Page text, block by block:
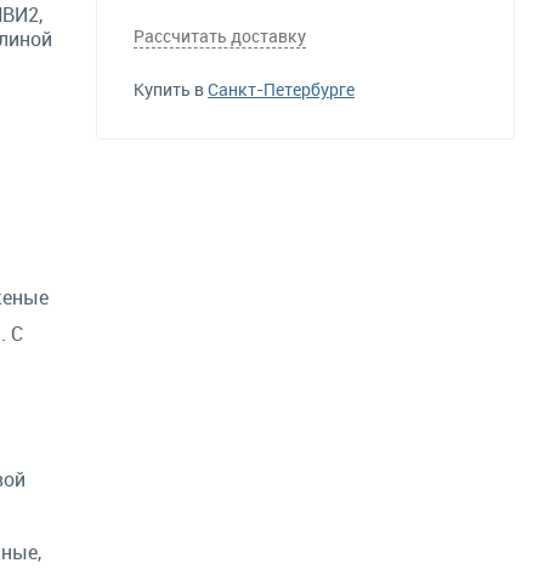
С
Рассчитать доставку
Купить вСанкт-Петербурге